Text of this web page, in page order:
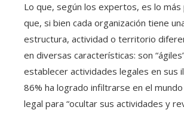
Lo que, según los expertos, es lo
que, si bien cada organización tiene
estructura, actividad o territorio
en diversas características: son
establecer actividades legales en sus
86% ha logrado infiltrarse en el
legal para “ocultar sus actividades y